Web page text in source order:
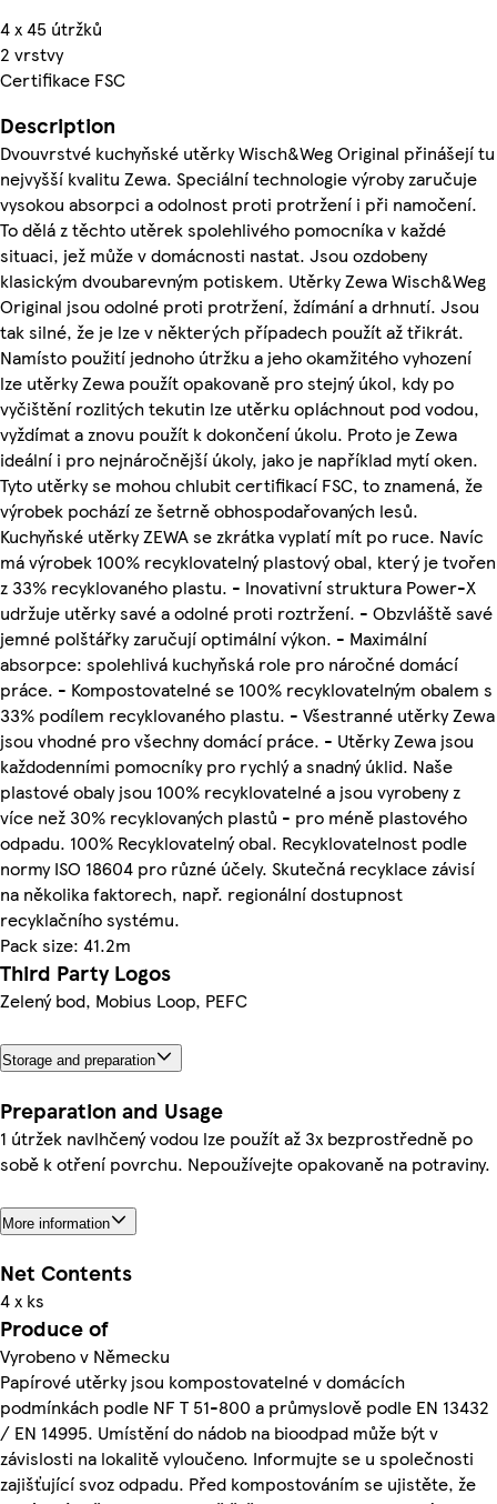
4 x 45 útržků
2 vrstvy
Certifikace FSC
Description
Dvouvrstvé kuchyňské utěrky Wisch&Weg Original přinášejí tu
nejvyšší kvalitu Zewa. Speciální technologie výroby zaručuje
vysokou absorpci a odolnost proti protržení i při namočení.
To dělá z těchto utěrek spolehlivého pomocníka v každé
situaci, jež může v domácnosti nastat. Jsou ozdobeny
klasickým dvoubarevným potiskem. Utěrky Zewa Wisch&Weg
Original jsou odolné proti protržení, ždímání a drhnutí. Jsou
tak silné, že je lze v některých případech použít až třikrát.
Namísto použití jednoho útržku a jeho okamžitého vyhození
lze utěrky Zewa použít opakovaně pro stejný úkol, kdy po
vyčištění rozlitých tekutin lze utěrku opláchnout pod vodou,
vyždímat a znovu použít k dokončení úkolu. Proto je Zewa
ideální i pro nejnáročnější úkoly, jako je například mytí oken.
Tyto utěrky se mohou chlubit certifikací FSC, to znamená, že
výrobek pochází ze šetrně obhospodařovaných lesů.
Kuchyňské utěrky ZEWA se zkrátka vyplatí mít po ruce. Navíc
má výrobek 100% recyklovatelný plastový obal, který je tvořen
z 33% recyklovaného plastu. - Inovativní struktura Power-X
udržuje utěrky savé a odolné proti roztržení. - Obzvláště savé
jemné polštářky zaručují optimální výkon. - Maximální
absorpce: spolehlivá kuchyňská role pro náročné domácí
práce. - Kompostovatelné se 100% recyklovatelným obalem s
33% podílem recyklovaného plastu. - Všestranné utěrky Zewa
jsou vhodné pro všechny domácí práce. - Utěrky Zewa jsou
každodenními pomocníky pro rychlý a snadný úklid. Naše
plastové obaly jsou 100% recyklovatelné a jsou vyrobeny z
více než 30% recyklovaných plastů - pro méně plastového
odpadu. 100% Recyklovatelný obal. Recyklovatelnost podle
normy ISO 18604 pro různé účely. Skutečná recyklace závisí
na několika faktorech, např. regionální dostupnost
recyklačního systému.
Pack size: 41.2m
Third Party Logos
Zelený bod, Mobius Loop, PEFC
Storage and preparation
Preparation and Usage
1 útržek navlhčený vodou lze použít až 3x bezprostředně po
sobě k otření povrchu. Nepoužívejte opakovaně na potraviny.
More information
Net Contents
4 x ks
Produce of
Vyrobeno v Německu
Papírové utěrky jsou kompostovatelné v domácích
podmínkách podle NF T 51-800 a průmyslově podle EN 13432
/ EN 14995. Umístění do nádob na bioodpad může být v
závislosti na lokalitě vyloučeno. Informujte se u společnosti
zajišťující svoz odpadu. Před kompostováním se ujistěte, že